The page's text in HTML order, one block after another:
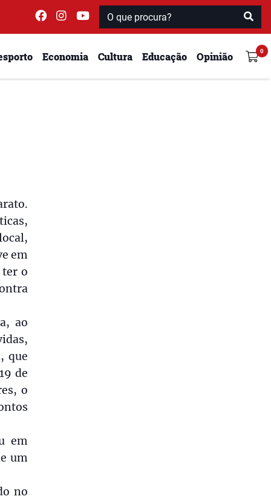
Economia Cultura Educação Opinião
em
ter o
ao
que
de
o
em
um
no